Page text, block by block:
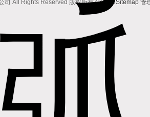
司 All Rights Reserved 版权所有GoogleSitemap 管